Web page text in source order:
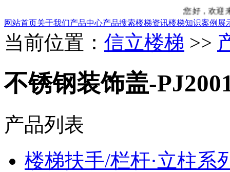
您好，欢迎来
网站首页关于我们产品中心产品搜索楼梯资讯楼梯知识案例展
当前位置： 信立楼梯 >>
不锈钢装饰盖-
产品列表
楼梯扶手/栏杆·立柱系